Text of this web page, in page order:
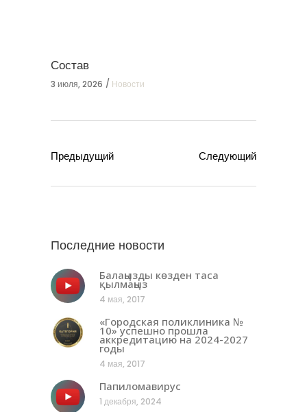
Состав
3 июля, 2026 Новости
Предыдущий Следующий
Последние новости
Балаңызды көзден таса
қылмаңыз
4 мая, 2017
«Городская поликлиника №
10» успешно прошла
аккредитацию на 2024-2027
годы
4 мая, 2017
Папиломавирус
1 декабря, 2024